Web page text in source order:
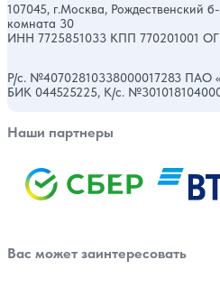
107045, г.Москва, Рождественский
комната 30
ИНН 7725851033 КПП 770201001
Р/с. №40702810338000017283 ПАО
БИК 044525225, К/с.
Наши партнеры
Вас может заинтересовать